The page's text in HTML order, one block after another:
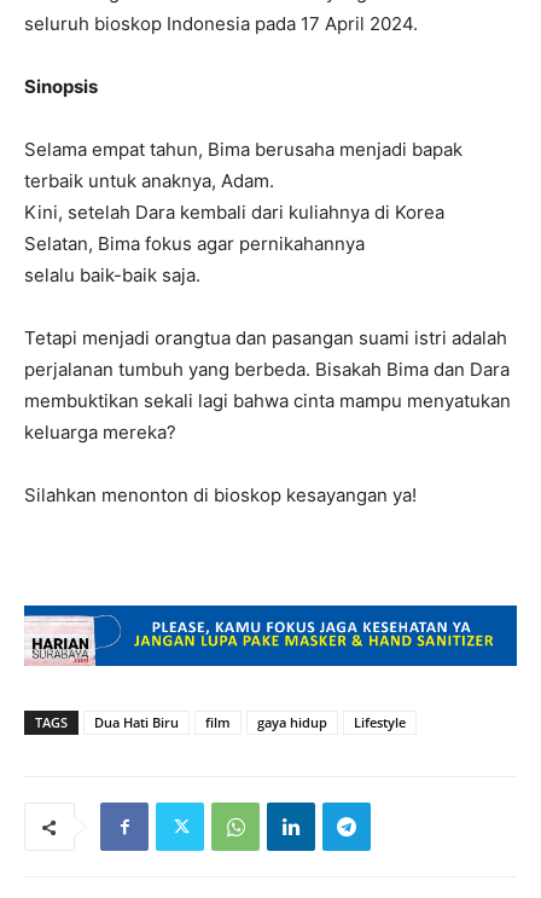
seluruh bioskop Indonesia pada 17 April 2024.
Sinopsis
Selama empat tahun, Bima berusaha menjadi bapak
terbaik untuk anaknya, Adam.
Kini, setelah Dara kembali dari kuliahnya di Korea
Selatan, Bima fokus agar pernikahannya
selalu baik-baik saja.
Tetapi menjadi orangtua dan pasangan suami istri adalah
perjalanan tumbuh yang berbeda. Bisakah Bima dan Dara
membuktikan sekali lagi bahwa cinta mampu menyatukan
keluarga mereka?
Silahkan menonton di bioskop kesayangan ya!
TAGS Dua Hati Biru film gaya hidup Lifestyle